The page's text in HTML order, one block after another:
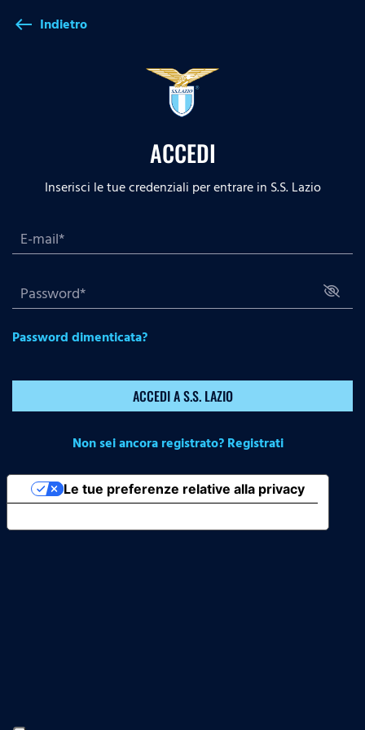
west Indietro
ACCEDI
Inserisci le tue credenziali per entrare in S.S. Lazio
Password dimenticata?
ACCEDI A S.S. LAZIO
Non sei ancora registrato? Registrati
Le tue preferenze relative alla privacy